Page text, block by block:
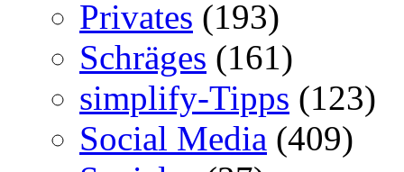
Privates (193)
Schräges (161)
simplify-Tipps (123)
Social Media (409)